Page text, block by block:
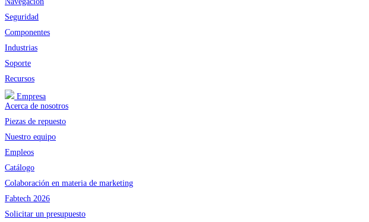
Seguridad
Componentes
Industrias
Soporte
Recursos
Empresa
Acerca de nosotros
Piezas de repuesto
Nuestro equipo
Empleos
Catálogo
Colaboración en materia de marketing
Fabtech 2026
Solicitar un presupuesto